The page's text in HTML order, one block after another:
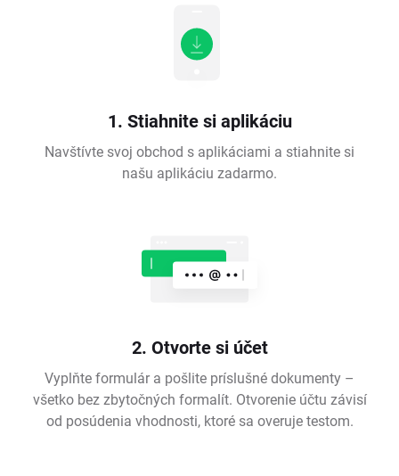
1. Stiahnite si aplikáciu
Navštívte svoj obchod s aplikáciami a stiahnite si
našu aplikáciu zadarmo.
2. Otvorte si účet
Vyplňte formulár a pošlite príslušné dokumenty –
všetko bez zbytočných formalít. Otvorenie účtu závisí
od posúdenia vhodnosti, ktoré sa overuje testom.